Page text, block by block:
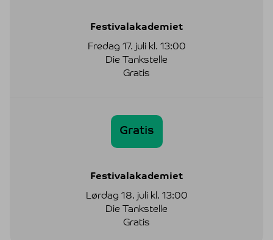
Festivalakademiet
Fredag 17. juli kl. 13:00
Die Tankstelle
Gratis
Gratis
Festivalakademiet
Lørdag 18. juli kl. 13:00
Die Tankstelle
Gratis